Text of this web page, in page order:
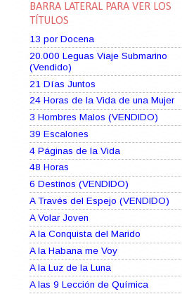
BARRA LATERAL PARA VER LOS
TÍTULOS
13 por Docena
20.000 Leguas Viaje Submarino
(Vendido)
21 Días Juntos
24 Horas de la Vida de una Mujer
3 Hombres Malos (VENDIDO)
39 Escalones
4 Páginas de la Vida
48 Horas
6 Destinos (VENDIDO)
A Través del Espejo (VENDIDO)
A Volar Joven
A la Conquista del Marido
A la Habana me Voy
A la Luz de la Luna
A las 9 Lección de Química